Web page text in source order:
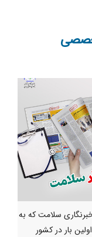
سلامت که به
بار در کشور